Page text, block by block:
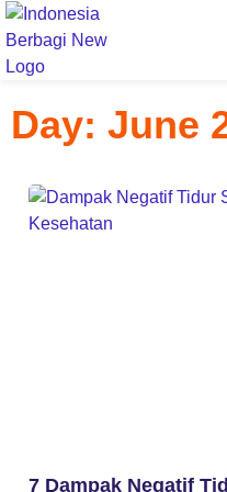
Day: June
7 Dampak Negatif